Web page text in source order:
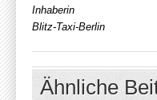
Inhaberin
Blitz-Taxi-Berlin
Ähnliche